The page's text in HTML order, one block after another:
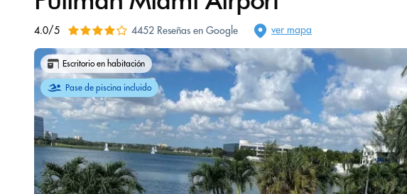
4.0/5 4452 Reseñas en Google ver mapa
Escritorio en habitación
Pase de piscina incluido